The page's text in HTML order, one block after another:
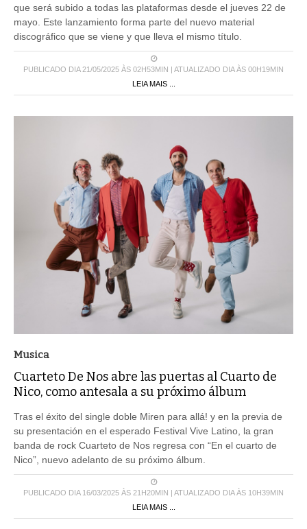
que será subido a todas las plataformas desde el jueves 22 de
mayo. Este lanzamiento forma parte del nuevo material
discográfico que se viene y que lleva el mismo título.
PUBLICADO DIA 21/05/2025 ÀS 02H53MIN | ATUALIZADO DIA ÀS 00H19MIN
LEIA MAIS ...
Musica
Cuarteto De Nos abre las puertas al Cuarto de
Nico, como antesala a su próximo álbum
Tras el éxito del single doble Miren para allá! y en la previa de
su presentación en el esperado Festival Vive Latino, la gran
banda de rock Cuarteto de Nos regresa con “En el cuarto de
Nico”, nuevo adelanto de su próximo álbum.
PUBLICADO DIA 16/03/2025 ÀS 21H20MIN | ATUALIZADO DIA ÀS 10H39MIN
LEIA MAIS ...